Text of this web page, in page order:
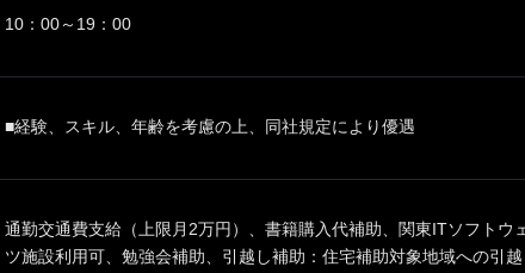
10：00～19：00
■経験、スキル、年齢を考慮の上、同社規定により優遇
通勤交通費支給（上限月2万円）、書籍購入代補助、関東ITソフトウ
ツ施設利用可、勉強会補助、引越し補助：住宅補助対象地域への引